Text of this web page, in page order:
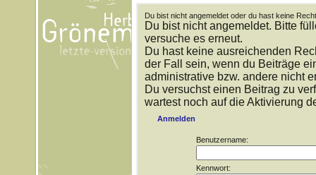
Du bist nicht angemeldet oder du hast keine
Du bist nicht angemeldet. Bitte
versuche es erneut.
Du hast keine ausreichenden
der Fall sein, wenn du Beiträge
administrative bzw. andere nicht
Du versuchst einen Beitrag zu
wartest noch auf die Aktivierung
Anmelden
Benutzername:
Kennwort: